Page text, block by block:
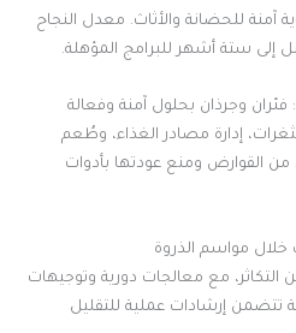
آمنة للحضانة والأثاث. معدل النجاح
ستة أشهر للبرامج المؤهلة.
وجرذان بحلول آمنة وفعالة
إدارة مصادر الغذاء، وطُعم
القوارض ومنع عودتها بأدوات
خلال مواسم الذروة
مع معالجات دورية وتوجيهات
تتضمن إرشادات عملية للتقليل